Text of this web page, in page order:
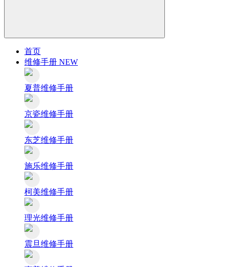
首页
维修手册 NEW
夏普维修手册
京瓷维修手册
东芝维修手册
施乐维修手册
柯美维修手册
理光维修手册
震旦维修手册